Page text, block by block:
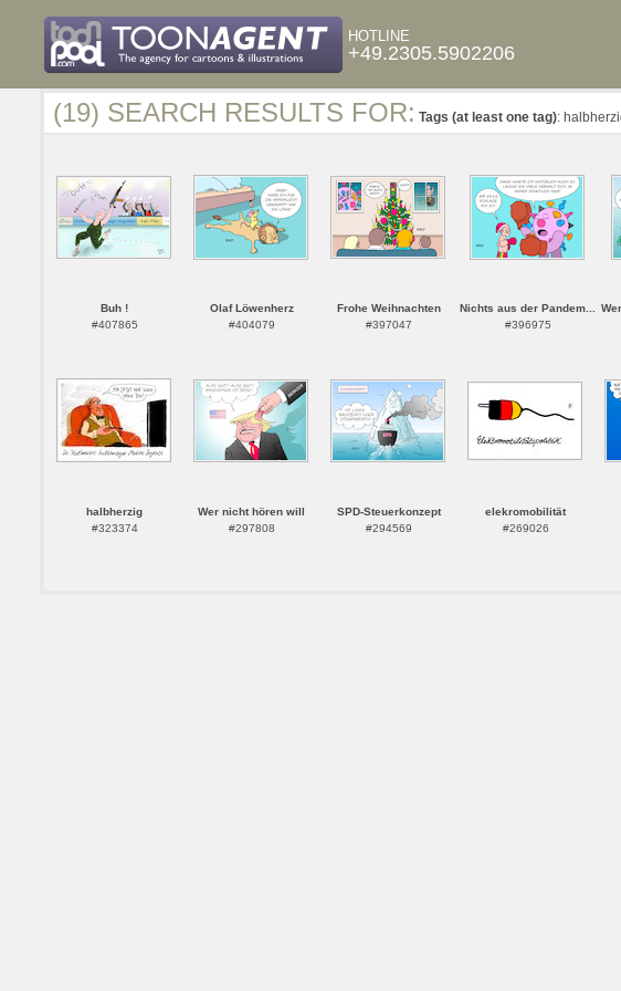
HOTLINE
+49.2305.5902206
(19) SEARCH RESULTS FOR: Tags (at least one tag):
Buh !
#407865
Olaf Löwenherz
#404079
Frohe Weihnachten
#397047
Nichts aus der Pandem...
#396975
halbherzig
#323374
Wer nicht hören will
#297808
SPD-Steuerkonzept
#294569
elekromobilität
#269026